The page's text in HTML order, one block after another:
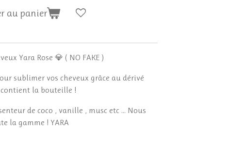
au panier
Yara Rose 💎 ( NO FAKE )
sublimer vos cheveux grâce au dérivé
la bouteille !
de coco , vanille , musc etc ... Nous
la gamme ! YARA